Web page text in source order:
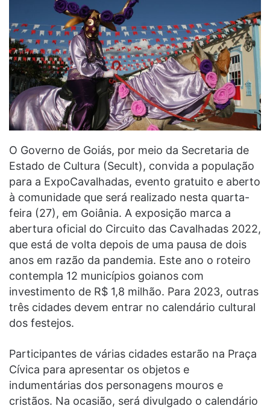
O Governo de Goiás, por meio da Secretaria de
Estado de Cultura (Secult), convida a população
para a ExpoCavalhadas, evento gratuito e aberto
à comunidade que será realizado nesta quarta-
feira (27), em Goiânia. A exposição marca a
abertura oficial do Circuito das Cavalhadas 2022,
que está de volta depois de uma pausa de dois
anos em razão da pandemia. Este ano o roteiro
contempla 12 municípios goianos com
investimento de R$ 1,8 milhão. Para 2023, outras
três cidades devem entrar no calendário cultural
dos festejos.
Participantes de várias cidades estarão na Praça
Cívica para apresentar os objetos e
indumentárias dos personagens mouros e
cristãos. Na ocasião, será divulgado o calendário